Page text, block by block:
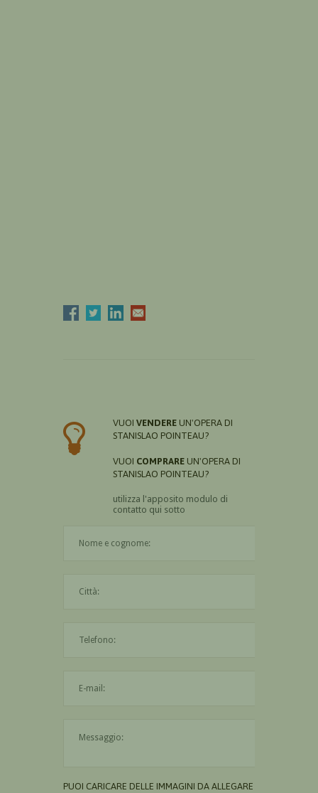
VUOI VENDERE UN'OPERA DI
STANISLAO POINTEAU?
VUOI COMPRARE UN'OPERA DI
STANISLAO POINTEAU?
utilizza l'apposito modulo di
contatto qui sotto
PUOI CARICARE DELLE IMMAGINI DA ALLEGARE AL